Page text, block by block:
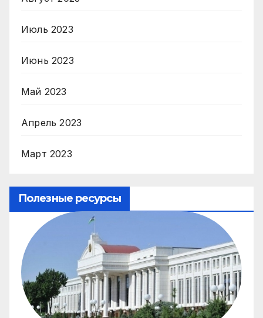
Июль 2023
Июнь 2023
Май 2023
Апрель 2023
Март 2023
Полезные ресурсы